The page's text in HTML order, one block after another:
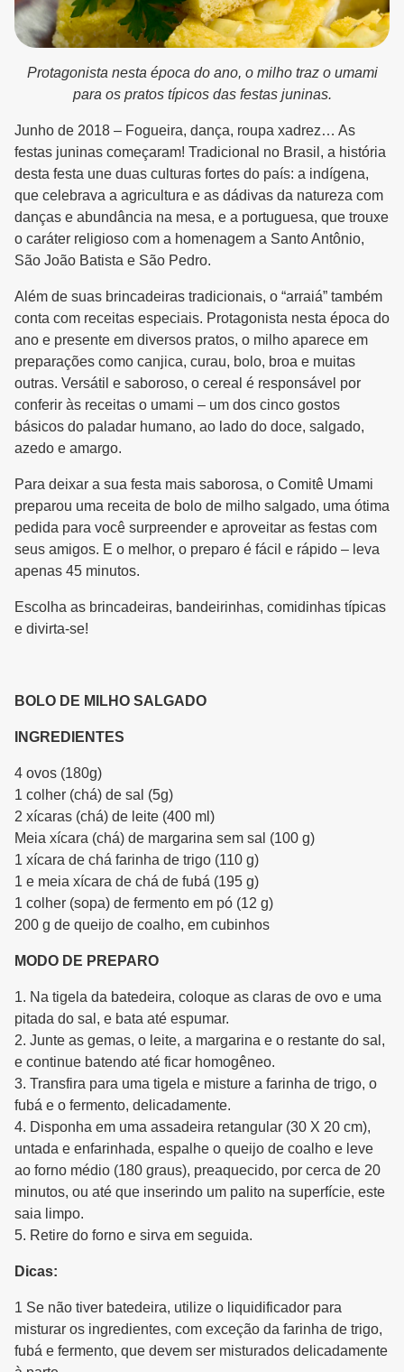
Protagonista nesta época do ano, o milho traz o umami
para os pratos típicos das festas juninas.
Junho de 2018 – Fogueira, dança, roupa xadrez… As
festas juninas começaram! Tradicional no Brasil, a história
desta festa une duas culturas fortes do país: a indígena,
que celebrava a agricultura e as dádivas da natureza com
danças e abundância na mesa, e a portuguesa, que trouxe
o caráter religioso com a homenagem a Santo Antônio,
São João Batista e São Pedro.
Além de suas brincadeiras tradicionais, o “arraiá” também
conta com receitas especiais. Protagonista nesta época do
ano e presente em diversos pratos, o milho aparece em
preparações como canjica, curau, bolo, broa e muitas
outras. Versátil e saboroso, o cereal é responsável por
conferir às receitas o umami – um dos cinco gostos
básicos do paladar humano, ao lado do doce, salgado,
azedo e amargo.
Para deixar a sua festa mais saborosa, o Comitê Umami
preparou uma receita de bolo de milho salgado, uma ótima
pedida para você surpreender e aproveitar as festas com
seus amigos. E o melhor, o preparo é fácil e rápido – leva
apenas 45 minutos.
Escolha as brincadeiras, bandeirinhas, comidinhas típicas
e divirta-se!
BOLO DE MILHO SALGADO
INGREDIENTES
4 ovos (180g)
1 colher (chá) de sal (5g)
2 xícaras (chá) de leite (400 ml)
Meia xícara (chá) de margarina sem sal (100 g)
1 xícara de chá farinha de trigo (110 g)
1 e meia xícara de chá de fubá (195 g)
1 colher (sopa) de fermento em pó (12 g)
200 g de queijo de coalho, em cubinhos
MODO DE PREPARO
1. Na tigela da batedeira, coloque as claras de ovo e uma
pitada do sal, e bata até espumar.
2. Junte as gemas, o leite, a margarina e o restante do sal,
e continue batendo até ficar homogêneo.
3. Transfira para uma tigela e misture a farinha de trigo, o
fubá e o fermento, delicadamente.
4. Disponha em uma assadeira retangular (30 X 20 cm),
untada e enfarinhada, espalhe o queijo de coalho e leve
ao forno médio (180 graus), preaquecido, por cerca de 20
minutos, ou até que inserindo um palito na superfície, este
saia limpo.
5. Retire do forno e sirva em seguida.
Dicas:
1 Se não tiver batedeira, utilize o liquidificador para
misturar os ingredientes, com exceção da farinha de trigo,
fubá e fermento, que devem ser misturados delicadamente